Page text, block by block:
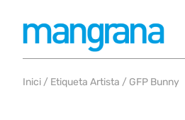
Inici / Etiqueta Artista / GFP Bunny